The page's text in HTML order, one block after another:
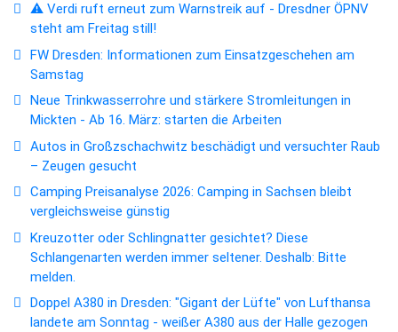
⚠️ Verdi ruft erneut zum Warnstreik auf - Dresdner ÖPNV
steht am Freitag still!
FW Dresden: Informationen zum Einsatzgeschehen am
Samstag
Neue Trinkwasserrohre und stärkere Stromleitungen in
Mickten - Ab 16. März: starten die Arbeiten
Autos in Großzschachwitz beschädigt und versuchter Raub
– Zeugen gesucht
Camping Preisanalyse 2026: Camping in Sachsen bleibt
vergleichsweise günstig
Kreuzotter oder Schlingnatter gesichtet? Diese
Schlangenarten werden immer seltener. Deshalb: Bitte
melden.
Doppel A380 in Dresden: "Gigant der Lüfte" von Lufthansa
landete am Sonntag - weißer A380 aus der Halle gezogen